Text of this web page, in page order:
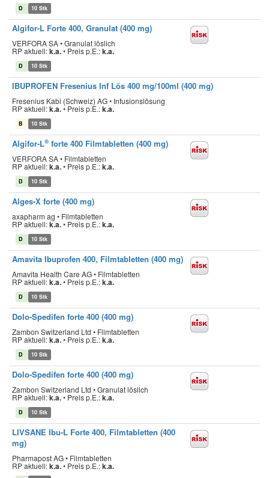
D 10 Stk
Algifor-L Forte 400, Granulat (400 mg)
VERFORA SA • Granulat löslich
RP aktuell:k.a.• Preis p.E.:k.a.
D 10 Stk
IBUPROFEN Fresenius Inf Lös 400 mg/100ml (400 mg)
Fresenius Kabi (Schweiz) AG • Infusionslösung
RP aktuell:k.a.• Preis p.E.:k.a.
B 10 Stk
Algifor-L® forte 400 Filmtabletten (400 mg)
VERFORA SA • Filmtabletten
RP aktuell:k.a.• Preis p.E.:k.a.
D 10 Stk
Alges-X forte (400 mg)
axapharm ag • Filmtabletten
RP aktuell:k.a.• Preis p.E.:k.a.
D 10 Stk
Amavita Ibuprofen 400, Filmtabletten (400 mg)
Amavita Health Care AG • Filmtabletten
RP aktuell:k.a.• Preis p.E.:k.a.
D 10 Stk
Dolo-Spedifen forte 400 (400 mg)
Zambon Switzerland Ltd • Filmtabletten
RP aktuell:k.a.• Preis p.E.:k.a.
D 10 Stk
Dolo-Spedifen forte 400 (400 mg)
Zambon Switzerland Ltd • Granulat löslich
RP aktuell:k.a.• Preis p.E.:k.a.
D 10 Stk
LIVSANE Ibu-L Forte 400, Filmtabletten (400
mg)
Pharmapost AG • Filmtabletten
RP aktuell:k.a.• Preis p.E.:k.a.